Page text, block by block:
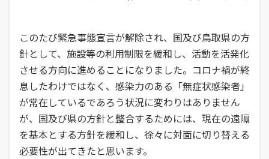
SNS(ソーシャル・メディア)公式アカウント一覧
寄附金申込みのご案内
各種お問合せ先
資料請求
交通アクセス・周辺マップ
幅広い知識と基礎学力を身につける
大学院
環境経営研究科
持続的社会を実現できる高度専門職業人
を養成
進学相談会
全国各地おこなっている進学相談会の会
場、日程についてご案内
学費、入学料についてご案内
国の教育ローン、提携教育ローン
等
国の教育ローンと提携教育ローンに関す
る情報です。
このたび緊急事態宣言が解除され、国及び鳥取県の方
針として、施設等の利用制限を緩和し、活動を活発化
させる方向に進めることになりました。コロナ禍が終
息したわけではなく、感染力のある「無症状感染者」
が常在しているであろう状況に変わりはありません
が、国及び県の方針と整合するためには、現在の遠隔
を基本とする方針を緩和し、徐々に対面に切り替える
必要性が出てきたと思います。